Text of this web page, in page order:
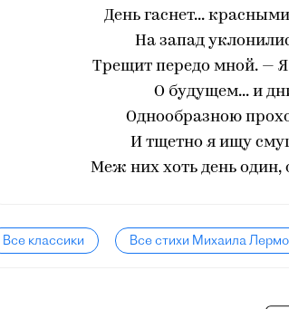
День гаснет...
На запад
Трещит передо мной. —
О будущем... и
Однообразною
И тщетно я ищу
Меж них хоть день один,
Все классики Все стихи Михаила